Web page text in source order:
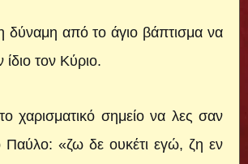
δύναμη από το άγιο βάπτισμα να
ίδιο τον Κύριο.
χαρισματικό σημείο να λες σαν
Παύλο: «ζω δε ουκέτι εγώ, ζη εν